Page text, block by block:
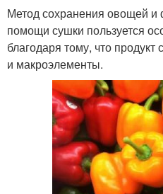
Метод сохранения овощей и
помощи сушки пользуется
благодаря тому, что
и макроэлементы.